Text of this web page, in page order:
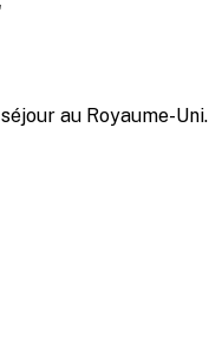
au Royaume-Uni.